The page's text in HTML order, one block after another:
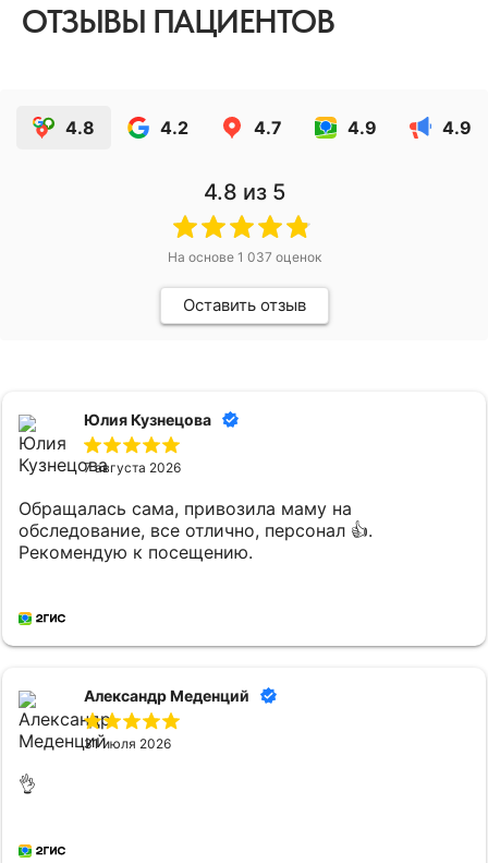
ОТЗЫВЫ ПАЦИЕНТОВ
4.8 4.2 4.7 4.9 4.9
4.8 из 5
На основе 1 037 оценок
Оставить отзыв
Юлия Кузнецова
7 августа 2026
Обращалась сама, привозила маму на
обследование, все отлично, персонал 👍.
Рекомендую к посещению.
Александр Меденций
31 июля 2026
👌